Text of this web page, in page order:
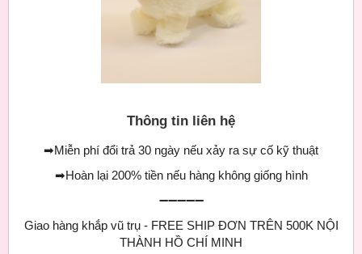
Thông tin liên hệ
➡Miễn phí đổi trả 30 ngày nếu xảy ra sự cố kỹ thuật
➡Hoàn lại 200% tiền nếu hàng không giống hình
➖➖➖➖➖
Giao hàng khắp vũ trụ - FREE SHIP ĐƠN TRÊN 500K NỘI
THÀNH HỒ CHÍ MINH